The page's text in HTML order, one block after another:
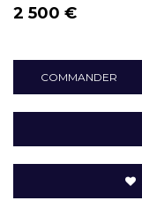
2 500 €
COMMANDER